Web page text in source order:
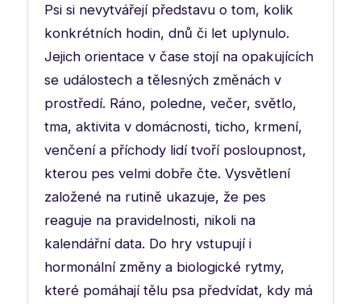
Psi si nevytvářejí představu o tom, kolik
konkrétních hodin, dnů či let uplynulo.
Jejich orientace v čase stojí na opakujících
se událostech a tělesných změnách v
prostředí. Ráno, poledne, večer, světlo,
tma, aktivita v domácnosti, ticho, krmení,
venčení a příchody lidí tvoří posloupnost,
kterou pes velmi dobře čte. Vysvětlení
založené na rutině ukazuje, že pes
reaguje na pravidelnosti, nikoli na
kalendářní data. Do hry vstupují i
hormonální změny a biologické rytmy,
které pomáhají tělu psa předvídat, kdy má